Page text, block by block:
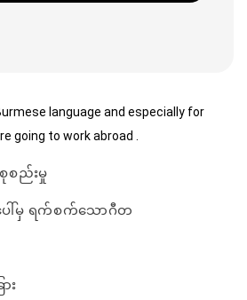
language and especially for
going to work abroad .
စည်းမှု
ေါ်မှ ရက်စက်သောဂီတ
း